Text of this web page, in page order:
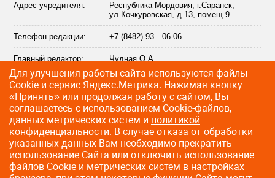
Адрес учредителя:
Республика Мордовия, г.Саранск,
ул.Кочкуровская, д.13, помещ.9
Телефон редакции: +7 (8482) 93 – 06-06
Главный редактор: Чудная О.А.
Адрес электронной
почты редакции:
info@citytraffic.ru
©2009—2026 CityTraffic — все права защищены
Разработка сайта:Лайт Информ
Для улучшения работы сайта используются файлы
Сookie и сервис Яндекс.Метрика. Нажимая кнопку
«Принять» или продолжая работу с сайтом, Вы
соглашаетесь с использованием Cookie-файлов,
данных метрических систем и политикой
конфиденциальности. В случае отказа от обработки
указанных данных Вам необходимо прекратить
использование Сайта или отключить использование
файлов Cookie и метрических систем в настройках